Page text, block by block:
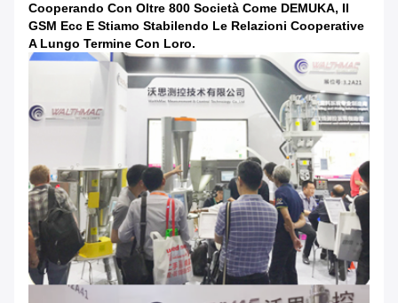
Cooperando Con Oltre 800 Società Come DEMUKA, Il
GSM Ecc E Stiamo Stabilendo Le Relazioni Cooperative
A Lungo Termine Con Loro.